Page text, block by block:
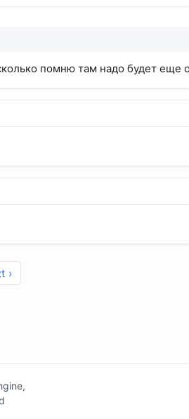
помню там надо будет еще
›